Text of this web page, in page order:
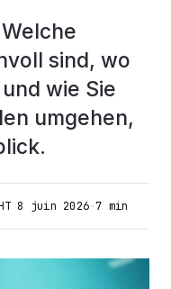
sind, wo
wie Sie
umgehen,
8 juin 2026·7 min